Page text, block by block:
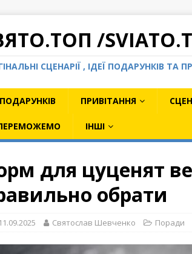
/
СЦЕНАРІЇ , ІДЕЇ ПОДАРУНКІВ
ПОДАРУНКІВ ПРИВІТАННЯ
ІНШІ
для цуценят
обрати
11.09.2025 Святослав Шевченко Поради